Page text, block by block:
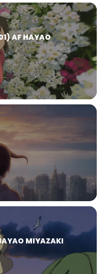
AF HAYAO
MIYAZAKI